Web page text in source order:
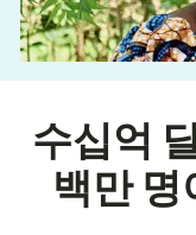
수십억
백만 명